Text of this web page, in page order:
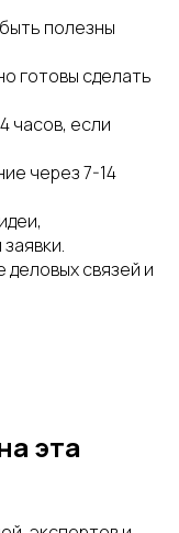
полезны
готовы сделать
часов, если
через 7-14
деловых связей и
эта